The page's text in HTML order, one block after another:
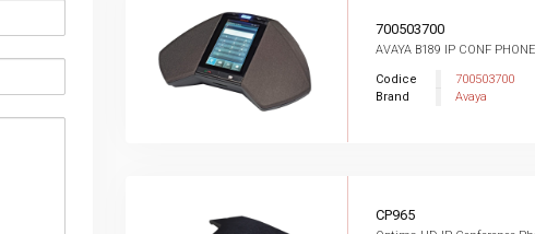
700503700
AVAYA B189 IP CONF PHONE
Codice
700503700
Brand
Avaya
CP965